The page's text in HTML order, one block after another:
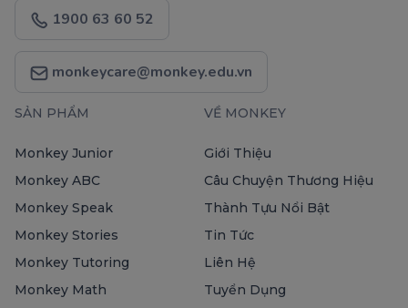
1900 63 60 52
monkeycare@monkey.edu.vn
SẢN PHẨM
Monkey Junior
Monkey ABC
Monkey Speak
Monkey Stories
Monkey Tutoring
Monkey Math
VỀ MONKEY
Giới Thiệu
Câu Chuyện Thương Hiệu
Thành Tựu Nổi Bật
Tin Tức
Liên Hệ
Tuyển Dụng